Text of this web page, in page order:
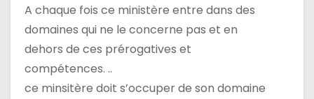
A chaque fois ce ministère entre dans des
domaines qui ne le concerne pas et en
dehors de ces prérogatives et
compétences. ..
ce minsitère doit s’occuper de son domaine